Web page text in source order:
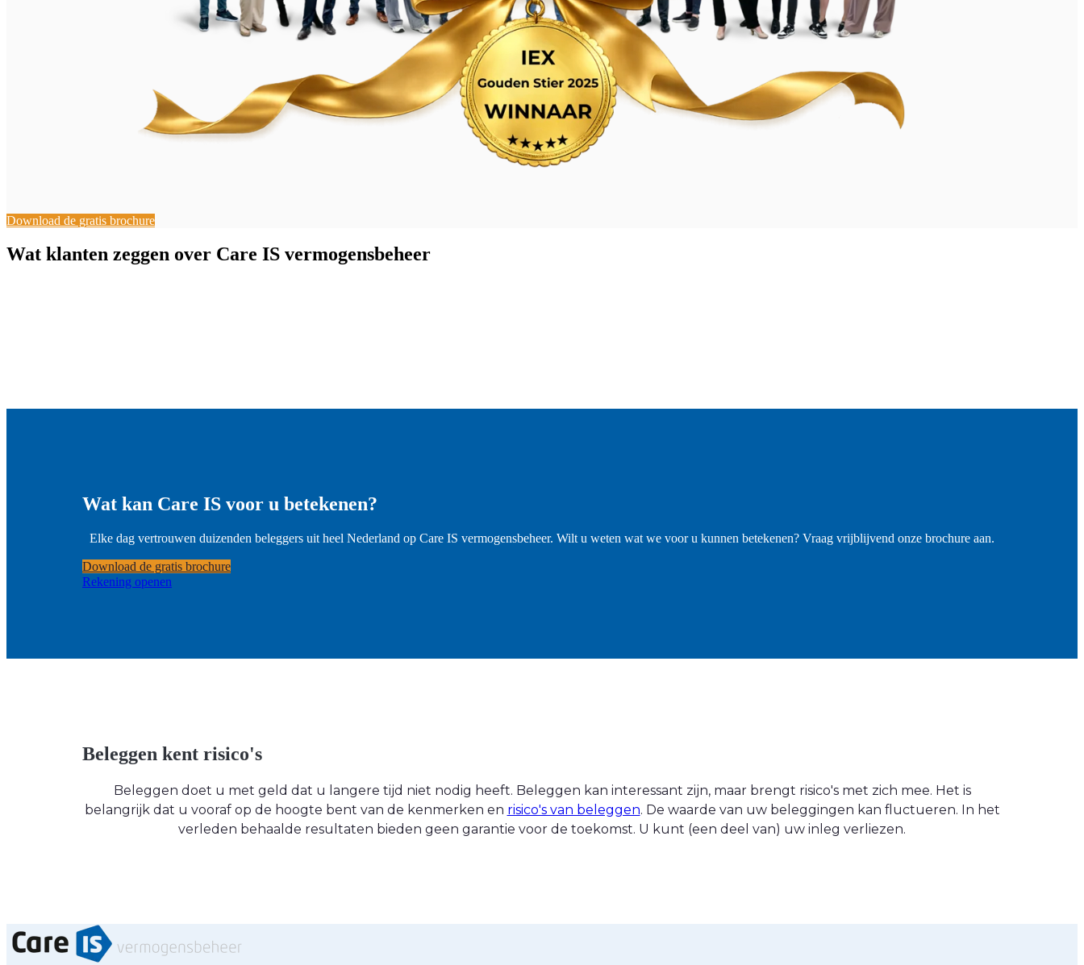
Download de gratis brochure
Wat klanten zeggen over Care IS vermogensbeheer
Wat kan Care IS voor u betekenen?
Elke dag vertrouwen duizenden beleggers uit heel Nederland op Care IS vermogensbeheer. Wilt u weten wat we voor u kunnen betekenen? Vraag vrijblijvend onze brochure aan.
Download de gratis brochure
Rekening openen
Beleggen kent risico's
Beleggen doet u met geld dat u langere tijd niet nodig heeft. Beleggen kan interessant zijn, maar brengt risico's met zich mee. Het is
belangrijk dat u vooraf op de hoogte bent van de kenmerken en risico's van beleggen. De waarde van uw beleggingen kan fluctueren. In het
verleden behaalde resultaten bieden geen garantie voor de toekomst. U kunt (een deel van) uw inleg verliezen.